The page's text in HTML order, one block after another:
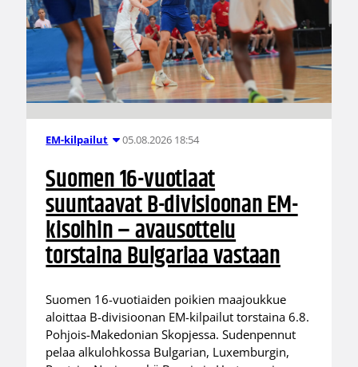
EM-kilpailut 05.08.2026 18:54
Suomen 16-vuotiaat
suuntaavat B-divisioonan EM-
kisoihin – avausottelu
torstaina Bulgariaa vastaan
Suomen 16-vuotiaiden poikien maajoukkue
aloittaa B-divisioonan EM-kilpailut torstaina 6.8.
Pohjois-Makedonian Skopjessa. Sudenpennut
pelaa alkulohkossa Bulgarian, Luxemburgin,